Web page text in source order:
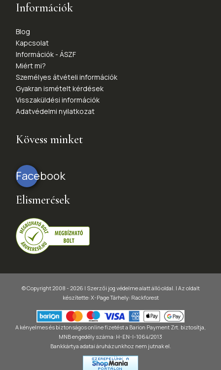
Információk
Blog
Kapcsolat
Információk - ÁSZF
Miért mi?
Személyes átvételi információk
Gyakran ismételt kérdések
Visszaküldési információk
Adatvédelmi nyilatkozat
Kövess minket
Facebook
Elismerések
© Copyright 2008 - 2026 | Szerzői jog védelme alatt álló oldal. | Az oldalt
készítette: X-PageTárhely: Rackforest
A kényelmes és biztonságos online fizetést a Barion Payment Zrt. biztosítja,
MNB engedély száma: H-EN-I-1064/2013
Bankkártya adatai áruházunkhoz nem jutnak el.